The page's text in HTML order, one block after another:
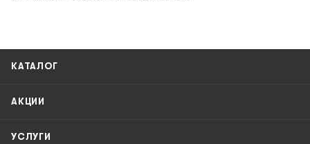
КАТАЛОГ
АКЦИИ
УСЛУГИ